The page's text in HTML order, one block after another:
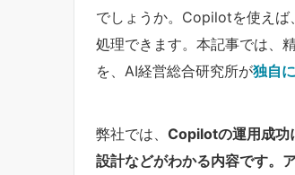
でしょうか。Copilotを使えば
処理できます。本記事では、
を、AI経営総合研究所が独自
弊社では、 Copilotの運用成功
設計などがわかる内容です。